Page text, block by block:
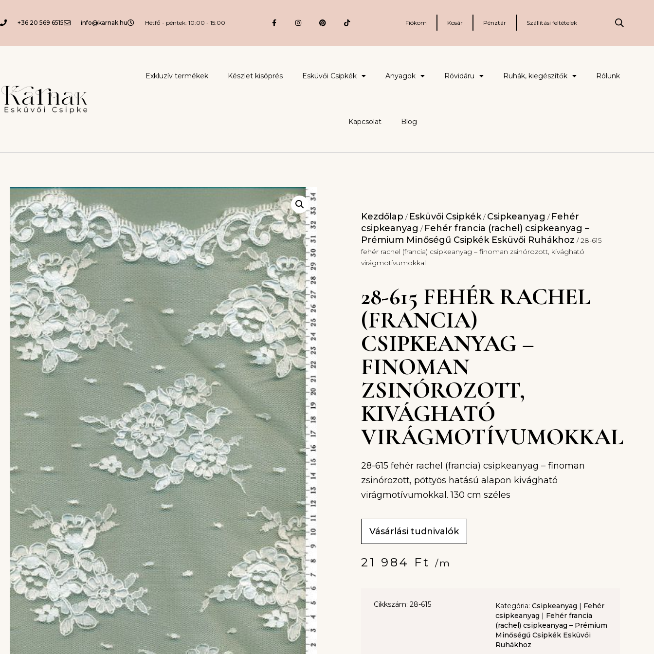
+36 20 569 6515 info@karnak.hu Hétfő - péntek: 10:00 - 15:00 Fiókom Kosár Pénztár Szállítási feltételek
Exkluzív termékek Készlet kisöprés Esküvői Csipkék Anyagok Rövidáru Ruhák, kiegészítők Rólunk
Kapcsolat Blog
Kezdőlap / Esküvői Csipkék/ Csipkeanyag / Fehér
csipkeanyag / Fehér francia (rachel) csipkeanyag –
Prémium Minőségű Csipkék Esküvői Ruhákhoz / 28-615
fehér rachel (francia) csipkeanyag – finoman zsinórozott, kivágható
virágmotívumokkal
28-615 FEHÉR RACHEL
(FRANCIA)
CSIPKEANYAG –
FINOMAN
ZSINÓROZOTT,
KIVÁGHATÓ
VIRÁGMOTÍVUMOKKAL
28-615 fehér rachel (francia) csipkeanyag – finoman
zsinórozott, pöttyös hatású alapon kivágható
virágmotívumokkal. 130 cm széles
Vásárlási tudnivalók
21 984 Ft /m
Cikkszám: 28-615 Kategória: Csipkeanyag | Fehér
csipkeanyag | Fehér francia
(rachel) csipkeanyag – Prémium
Minőségű Csipkék Esküvői
Ruhákhoz